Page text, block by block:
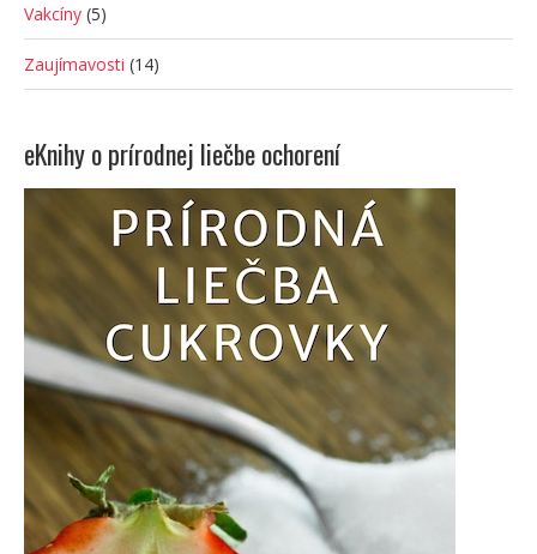
Vakcíny (5)
Zaujímavosti (14)
eKnihy o prírodnej liečbe ochorení